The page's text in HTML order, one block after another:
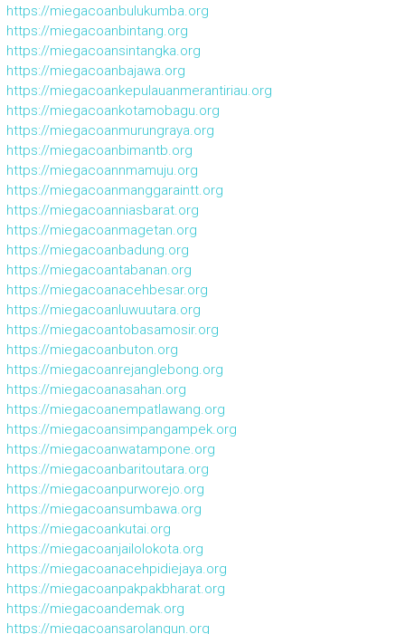
https://miegacoanbulukumba.org
https://miegacoanbintang.org
https://miegacoansintangka.org
https://miegacoanbajawa.org
https://miegacoankepulauanmerantiriau.org
https://miegacoankotamobagu.org
https://miegacoanmurungraya.org
https://miegacoanbimantb.org
https://miegacoannmamuju.org
https://miegacoanmanggaraintt.org
https://miegacoanniasbarat.org
https://miegacoanmagetan.org
https://miegacoanbadung.org
https://miegacoantabanan.org
https://miegacoanacehbesar.org
https://miegacoanluwuutara.org
https://miegacoantobasamosir.org
https://miegacoanbuton.org
https://miegacoanrejanglebong.org
https://miegacoanasahan.org
https://miegacoanempatlawang.org
https://miegacoansimpangampek.org
https://miegacoanwatampone.org
https://miegacoanbaritoutara.org
https://miegacoanpurworejo.org
https://miegacoansumbawa.org
https://miegacoankutai.org
https://miegacoanjailolokota.org
https://miegacoanacehpidiejaya.org
https://miegacoanpakpakbharat.org
https://miegacoandemak.org
https://miegacoansarolangun.org